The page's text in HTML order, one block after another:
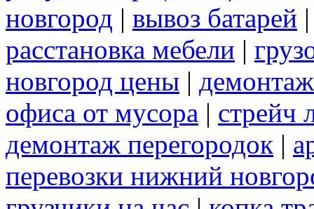
новгород | вывоз батарей
расстановка мебели |
новгород цены | демонтаж
офиса от мусора | стрейч
демонтаж перегородок |
перевозки нижний